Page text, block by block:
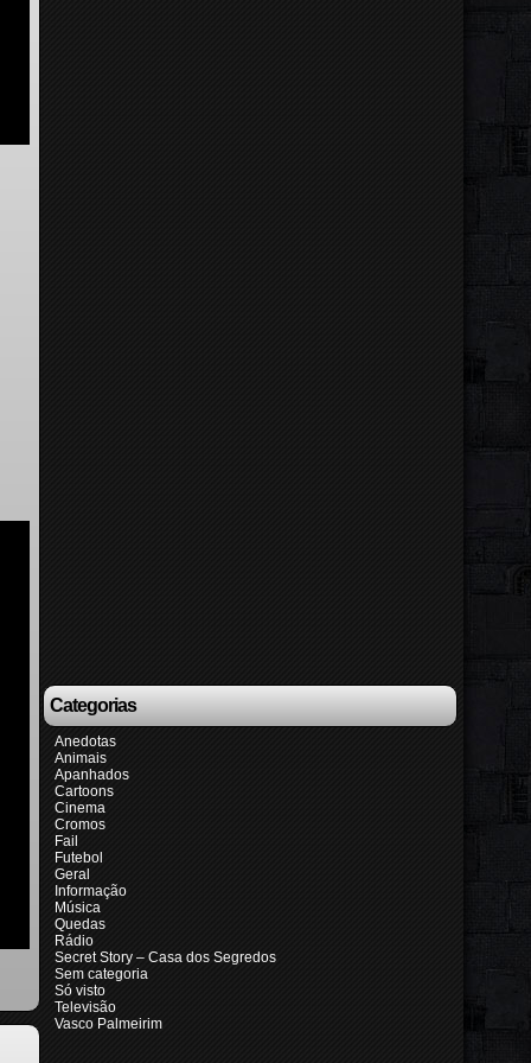
Categorias
Anedotas
Animais
Apanhados
Cartoons
Cinema
Cromos
Fail
Futebol
Geral
Informação
Música
Quedas
Rádio
Secret Story – Casa dos Segredos
Sem categoria
Só visto
Televisão
Vasco Palmeirim